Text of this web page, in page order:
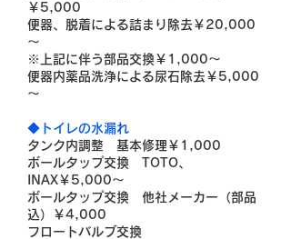
￥5,000
便器、脱着による詰まり除去￥20,000
～
※上記に伴う部品交換￥1,000～
便器内薬品洗浄による尿石除去￥5,000
～
◆トイレの水漏れ
タンク内調整 基本修理￥1,000
ボールタップ交換 TOTO、
INAX￥5,000～
ボールタップ交換 他社メーカー（部品
込）￥4,000
フロートバルブ交換